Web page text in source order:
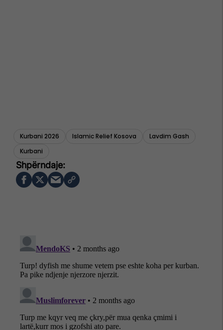
Kurbani 2026 Islamic Relief Kosova
Lavdim Gash
Kurbani